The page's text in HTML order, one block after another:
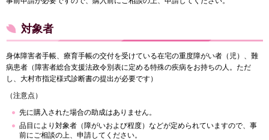
対象者
身体障害者手帳、療育手帳の交付を受けている在宅の重度障がい者（児）、難
病患者（障害者総合支援法政令別表に定める特殊の疾病をお持ちの人。ただ
し、大村市指定様式診断書の提出が必要です）
（注意点）
先に購入された場合の助成はありません。
品目により対象者（障がいおよび程度）などが定められていますので、事
前にご相談の上、申請してください。